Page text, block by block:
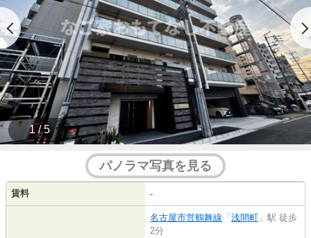
1 / 5
パノラマ写真を見る
賃料 -
名古屋市営鶴舞線 「 浅間町 」駅 徒歩
2分